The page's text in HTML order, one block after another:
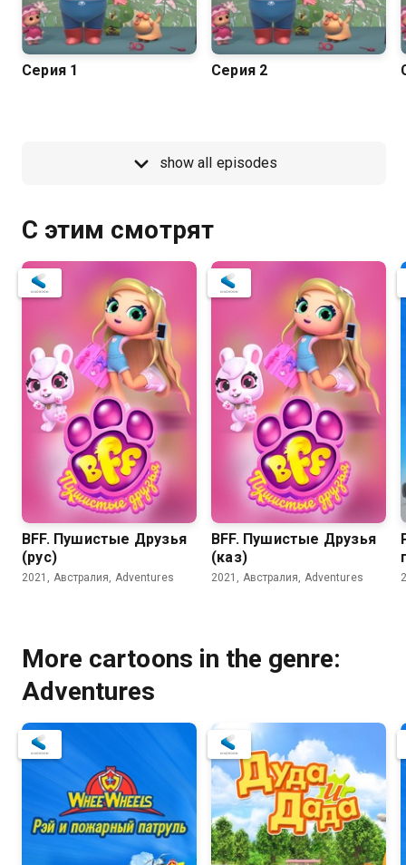
Серия 1 Серия 2
show all episodes
С этим смотрят
BFF. Пушистые Друзья
(рус)
2021, Австралия, Adventures
BFF. Пушистые Друзья
(каз)
2021, Австралия, Adventures
More cartoons in the genre:
Adventures